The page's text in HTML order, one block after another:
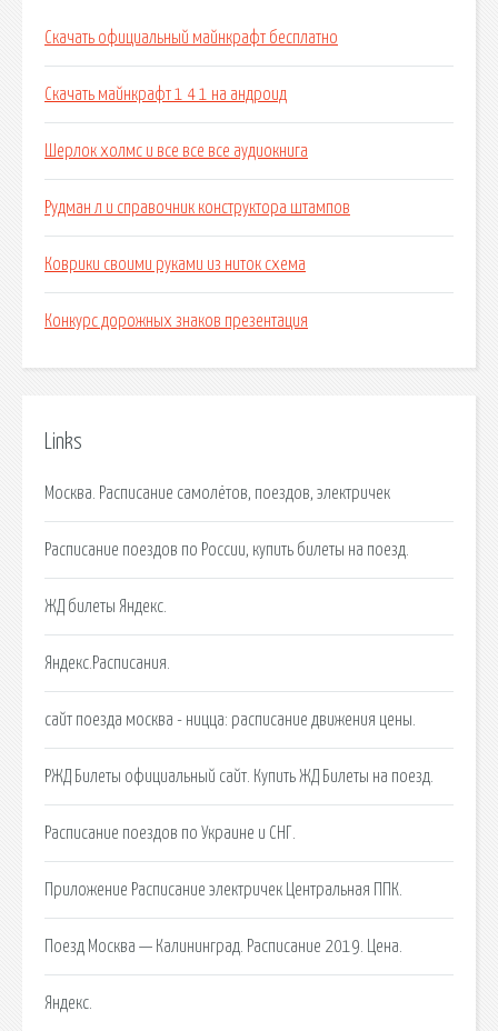
Скачать официальный майнкрафт бесплатно
Скачать майнкрафт 1 4 1 на андроид
Шерлок холмс и все все все аудиокнига
Рудман л и справочник конструктора штампов
Коврики своими руками из ниток схема
Конкурс дорожных знаков презентация
Links
Москва. Расписание самолётов, поездов, электричек
Расписание поездов по России, купить билеты на поезд.
ЖД билеты Яндекс.
Яндекс.Расписания.
сайт поезда москва - ницца: расписание движения цены.
РЖД Билеты официальный сайт. Купить ЖД Билеты на поезд.
Расписание поездов по Украине и СНГ.
Приложение Расписание электричек Центральная ППК.
Поезд Москва — Калининград. Расписание 2019. Цена.
Яндекс.